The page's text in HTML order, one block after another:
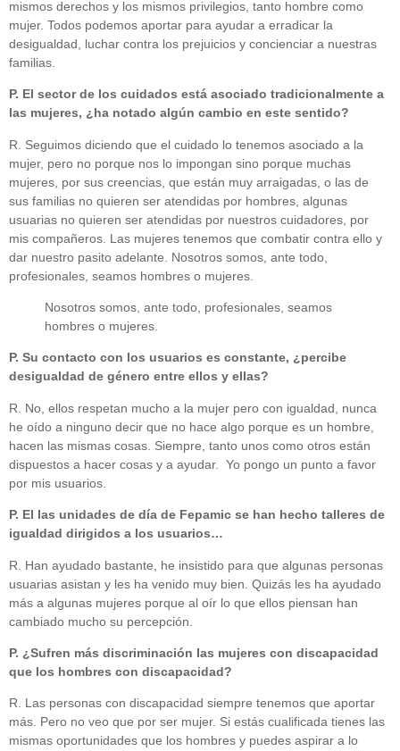
mismos derechos y los mismos privilegios, tanto hombre como
mujer. Todos podemos aportar para ayudar a erradicar la
desigualdad, luchar contra los prejuicios y concienciar a nuestras
familias.
P. El sector de los cuidados está asociado tradicionalmente a
las mujeres, ¿ha notado algún cambio en este sentido?
R. Seguimos diciendo que el cuidado lo tenemos asociado a la
mujer, pero no porque nos lo impongan sino porque muchas
mujeres, por sus creencias, que están muy arraigadas, o las de
sus familias no quieren ser atendidas por hombres, algunas
usuarias no quieren ser atendidas por nuestros cuidadores, por
mis compañeros. Las mujeres tenemos que combatir contra ello y
dar nuestro pasito adelante. Nosotros somos, ante todo,
profesionales, seamos hombres o mujeres.
Nosotros somos, ante todo, profesionales, seamos
hombres o mujeres.
P. Su contacto con los usuarios es constante, ¿percibe
desigualdad de género entre ellos y ellas?
R. No, ellos respetan mucho a la mujer pero con igualdad, nunca
he oído a ninguno decir que no hace algo porque es un hombre,
hacen las mismas cosas. Siempre, tanto unos como otros están
dispuestos a hacer cosas y a ayudar.
Yo pongo un punto a favor
por mis usuarios.
P. El las unidades de día de Fepamic se han hecho talleres de
igualdad dirigidos a los usuarios…
R. Han ayudado bastante, he insistido para que algunas personas
usuarias asistan y les ha venido muy bien. Quizás les ha ayudado
más a algunas mujeres porque al oír lo que ellos piensan han
cambiado mucho su percepción.
P. ¿Sufren más discriminación las mujeres con discapacidad
que los hombres con discapacidad?
R. Las personas con discapacidad siempre tenemos que aportar
más. Pero no veo que por ser mujer. Si estás cualificada tienes las
mismas oportunidades que los hombres y puedes aspirar a lo